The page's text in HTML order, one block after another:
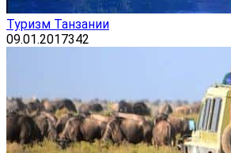
Туризм Танзании
09.01.2017342